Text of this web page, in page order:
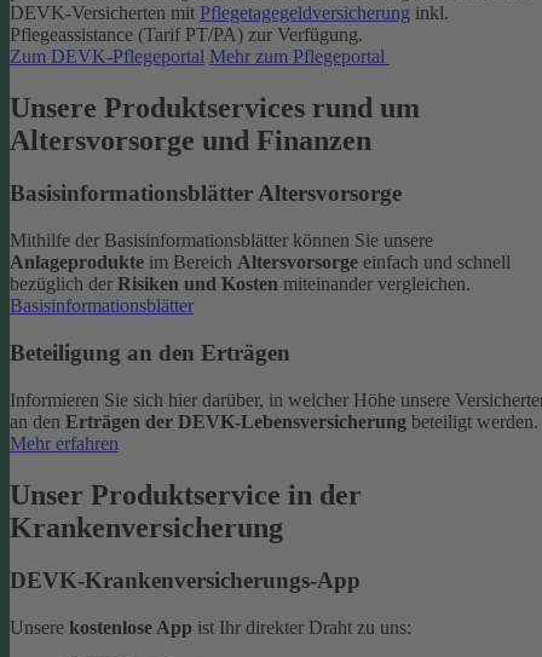
DEVK-Versicherten mit Pflegetagegeldversicherung inkl.
Pflegeassistance (Tarif PT/PA) zur Verfügung.
Zum DEVK-Pflegeportal Mehr zum Pflegeportal
Unsere Produktservices rund um
Altersvorsorge und Finanzen
Basisinformationsblätter Altersvorsorge
Mithilfe der Basisinformationsblätter können Sie unsere
Anlageprodukte im Bereich Altersvorsorge einfach und schnell
bezüglich der Risiken und Kosten miteinander vergleichen.
Basisinformationsblätter
Beteiligung an den Erträgen
Informieren Sie sich hier darüber, in welcher Höhe unsere
an den Erträgen der DEVK-Lebensversicherung beteiligt werden.
Mehr erfahren
Unser Produktservice in der
Krankenversicherung
DEVK-Krankenversicherungs-App
Unsere kostenlose App ist Ihr direkter Draht zu uns: